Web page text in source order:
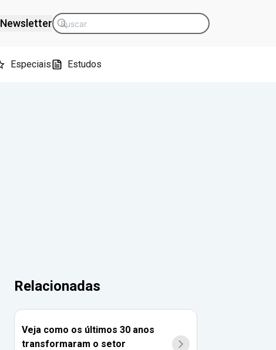
Newsletter
Especiais Estudos
Relacionadas
Veja como os últimos 30 anos
transformaram o setor